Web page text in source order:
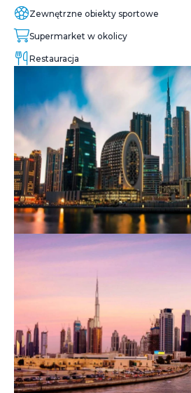
Zewnętrzne obiekty sportowe
Supermarket w okolicy
Restauracja